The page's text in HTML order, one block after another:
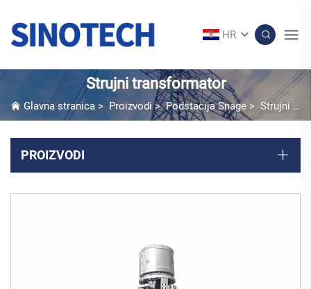
HR
Strujni transformator
Glavna stranica> Proizvodi>Podstacija Snage > Strujni transformator
PROIZVODI